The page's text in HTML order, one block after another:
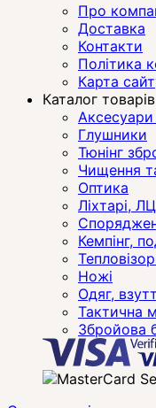
Про
Доставка
Контакти
Політика
Карта
Каталог товарів
Аксесуари
Глушники
Тюнінг
Чищення
Оптика
Ліхтарі,
Кемпінг,
Ножі
Одяг,
Тактична
Збройова